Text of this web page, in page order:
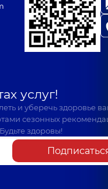
услуг!
и уберечь здоровье
сезонных
здоровы!